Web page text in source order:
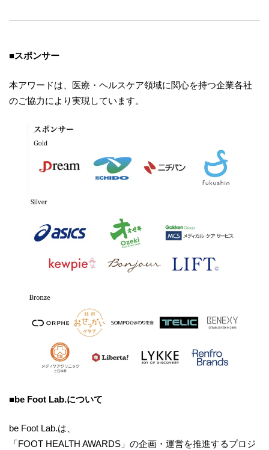
■スポンサー
本アワードは、医療・ヘルスケア領域に関心を持つ企業各社
のご協力により実現しています。
■be Foot Lab.について
be Foot Lab.は、
「FOOT HEALTH AWARDS」の企画・運営を推進するプロジ